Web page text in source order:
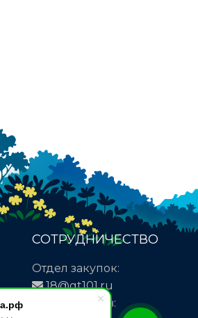
СОТРУДНИЧЕСТВО
Отдел закупок:
18@gt101.ru
Отдел кадров: